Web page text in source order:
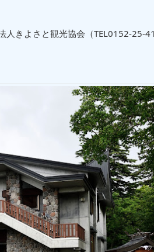
人きよさと観光協会（TEL0152-25-